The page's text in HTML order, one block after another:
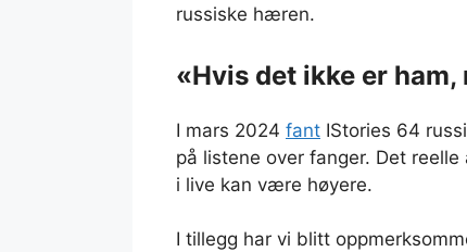
russiske hæren.
«Hvis det ikke er
I mars 2024 fant IStories 64
på listene over fanger. Det
i live kan være høyere.
I tillegg har vi blitt